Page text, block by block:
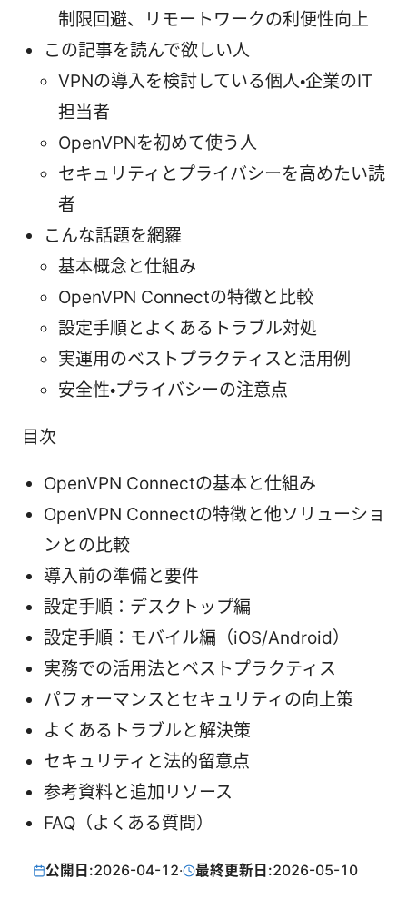
制限回避、リモートワークの利便性向上
この記事を読んで欲しい人
VPNの導入を検討している個人・企業のIT
担当者
OpenVPNを初めて使う人
セキュリティとプライバシーを高めたい読
者
こんな話題を網羅
基本概念と仕組み
OpenVPN Connectの特徴と比較
設定手順とよくあるトラブル対処
実運用のベストプラクティスと活用例
安全性・プライバシーの注意点
目次
OpenVPN Connectの基本と仕組み
OpenVPN Connectの特徴と他ソリューショ
ンとの比較
導入前の準備と要件
設定手順：デスクトップ編
設定手順：モバイル編（iOS/Android）
実務での活用法とベストプラクティス
パフォーマンスとセキュリティの向上策
よくあるトラブルと解決策
セキュリティと法的留意点
参考資料と追加リソース
FAQ（よくある質問）
公開日:2026-04-12· 最終更新日:2026-05-10